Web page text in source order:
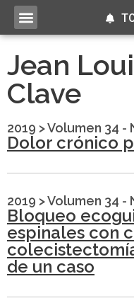
Jean
Clave
2019 >Volumen 34 -
Dolor crónico
2019 >Volumen 34 -
Bloqueo
espinales con
de un caso